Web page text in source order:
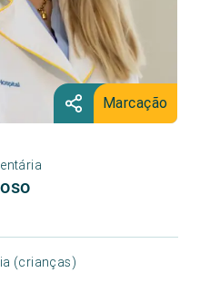
Marcação
(crianças)